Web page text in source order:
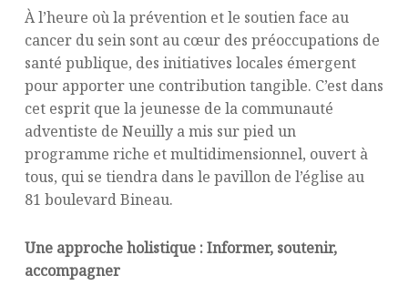
À l’heure où la prévention et le soutien face au
cancer du sein sont au cœur des préoccupations de
santé publique, des initiatives locales émergent
pour apporter une contribution tangible. C’est dans
cet esprit que la jeunesse de la communauté
adventiste de Neuilly a mis sur pied un
programme riche et multidimensionnel, ouvert à
tous, qui se tiendra dans le pavillon de l’église au
81 boulevard Bineau.
Une approche holistique : Informer, soutenir,
accompagner